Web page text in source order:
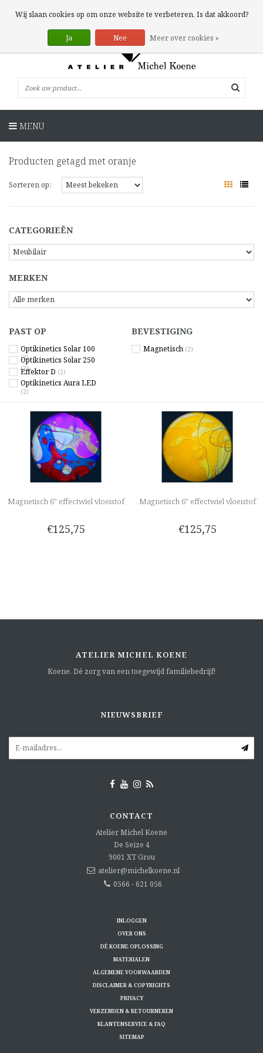
0 Artikelen
MENU
Producten getagd met oranje
Sorteren op:
CATEGORIEËN
MERKEN
PAST OP
Optikinetics Solar 100
(2)
Optikinetics Solar 250
(2)
Effektor D (2)
Optikinetics Aura LED
(2)
BEVESTIGING
Magnetisch (2)
Magnetisch 6" effectwiel vloeistof
€125,75
Magnetisch 6" effectwiel vloeistof
€125,75
ATELIER MICHEL KOENE
Koene. Dé zorg van een toegewijd familiebedrijf!
NIEUWSBRIEF
CONTACT
Atelier Michel Koene
De Seize 4
9001 XT Grou
atelier@michelkoene.nl
0566 - 621 056
INLOGGEN
OVER ONS
DÉ KOENE OPLOSSING
MATERIALEN
ALGEMENE VOORWAARDEN
DISCLAIMER & COPYRIGHTS
PRIVACY
VERZENDEN & RETOURNEREN
KLANTENSERVICE & FAQ
SITEMAP
Wij slaan cookies op om onze website te verbeteren. Is dat akkoord?
Ja Nee Meer over cookies »